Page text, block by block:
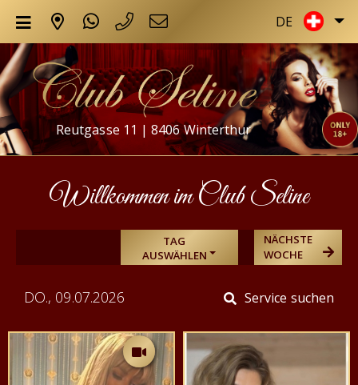
DE
Reutgasse 11 | 8406 Winterthur
Willkommen im Club Seline
TAG
AUSWÄHLEN
NÄCHSTE
WOCHE
DO., 09.07.2026 Service suchen